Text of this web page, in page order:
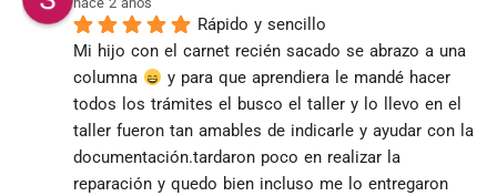
Rápido y sencillo
Mi hijo con el carnet recién sacado se abrazo a una
columna
y para que aprendiera le mandé hacer
todos los trámites el busco el taller y lo llevo en el
taller fueron tan amables de indicarle y ayudar con la
documentación.tardaron poco en realizar la
reparación y quedo bien incluso me lo entregaron